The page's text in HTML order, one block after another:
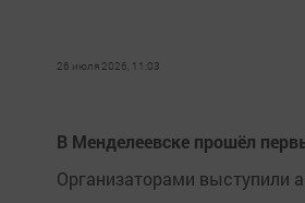
26 июля 2026, 11:03
В Менделеевске прошёл
Организаторами выступили